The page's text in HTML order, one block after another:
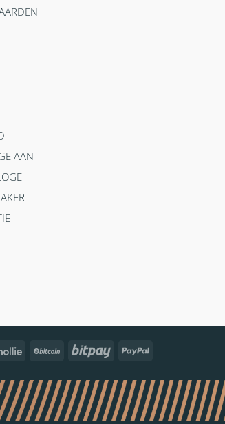
AAN
Mollie BitCoin Bitpay PayPal